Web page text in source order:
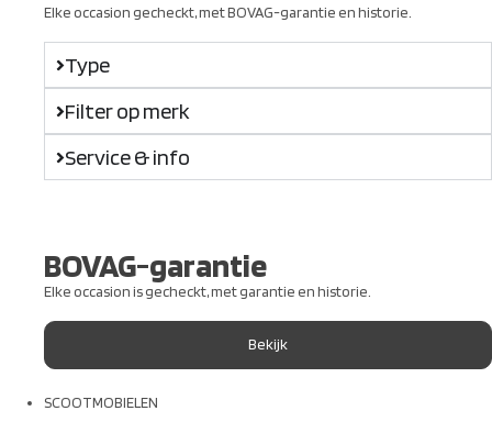
Elke occasion gecheckt, met BOVAG-garantie en historie.
Type
Filter op merk
Service & info
BOVAG-garantie
Elke occasion is gecheckt, met garantie en historie.
Bekijk
SCOOTMOBIELEN